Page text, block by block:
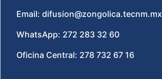
Email: difusion@zongolica.tecnm.mx
WhatsApp: 272 283 32 60
Oficina Central: 278 732 67 16